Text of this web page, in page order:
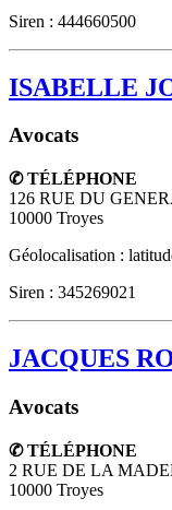
Siren : 444660500
ISABELLE
Avocats
✆ TÉLÉPHONE
126 RUE DU
10000 Troyes
Géolocalisation :
Siren : 345269021
JACQUES
Avocats
✆ TÉLÉPHONE
2 RUE DE LA
10000 Troyes